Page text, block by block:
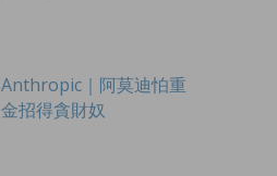
Anthropic｜阿莫迪怕重
金招得貪財奴